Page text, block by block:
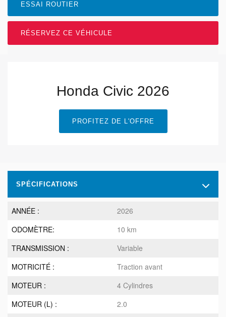
SPÉCIFICATIONS
ANNÉE :
2026
ODOMÈTRE:
10 km
TRANSMISSION :
Variable
MOTRICITÉ :
Traction avant
MOTEUR :
4 Cylindres
MOTEUR (L) :
2.0
ESSAI ROUTIER
RÉSERVEZ CE VÉHICULE
Honda Civic 2026
PROFITEZ DE L'OFFRE